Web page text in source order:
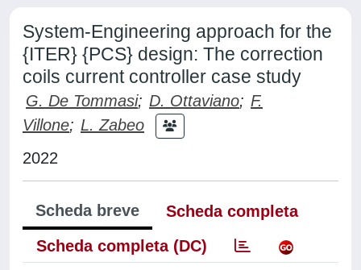
System-Engineering approach for the
{ITER} {PCS} design: The correction
coils current controller case study
G. De Tommasi; D. Ottaviano; F.
Villone; L. Zabeo
2022
Scheda breve
Scheda completa
Scheda completa (DC)